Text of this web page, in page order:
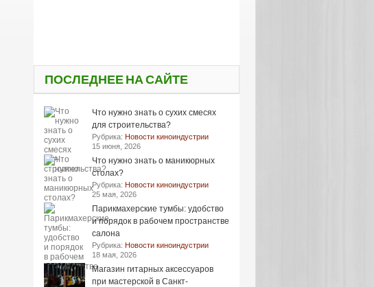
ПОСЛЕДНЕЕ НА САЙТЕ
Что нужно знать о сухих смесях
для строительства?
Рубрика: Новости киноиндустрии
15 июня, 2026
Что нужно знать о маникюрных
столах?
Рубрика: Новости киноиндустрии
25 мая, 2026
Парикмахерские тумбы: удобство
и порядок в рабочем пространстве
салона
Рубрика: Новости киноиндустрии
18 мая, 2026
Магазин гитарных аксессуаров
при мастерской в Санкт-